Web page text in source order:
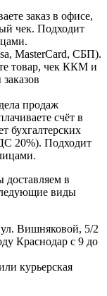
заказ в офисе,
чек. Подходит
MasterCard, СБП).
товар, чек ККМ и
продаж
счёт в
бухгалтерских
20%). Подходит
доставляем в
виды
Вишняковой, 5/2
Краснодар с 9 до
курьерская